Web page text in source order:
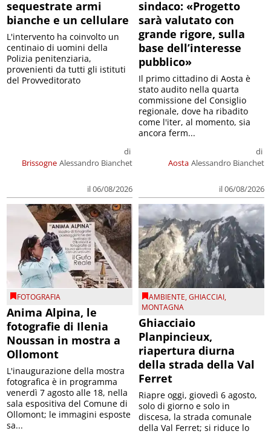
sequestrate armi
bianche e un cellulare
Brissogne
di
Alessandro Bianchet
il 06/08/2026
L'intervento ha coinvolto un
centinaio di uomini della
Polizia penitenziaria,
provenienti da tutti gli istituti
del Provveditorato
sindaco: «Progetto
sarà valutato con
grande rigore, sulla
base dell’interesse
pubblico»
Aosta
di
Alessandro Bianchet
il 06/08/2026
Il primo cittadino di Aosta è
stato audito nella quarta
commissione del Consiglio
regionale, dove ha ribadito
come l'iter, al momento, sia
ancora ferm...
FOTOGRAFIA
Anima Alpina, le
fotografie di Ilenia
Noussan in mostra a
Ollomont
L'inaugurazione della mostra
fotografica è in programma
venerdì 7 agosto alle 18, nella
sala espositiva del Comune di
Ollomont; le immagini esposte
sa...
AMBIENTE,GHIACCIAI,
MONTAGNA
Ghiacciaio
Planpincieux,
riapertura diurna
della strada della Val
Ferret
Riapre oggi, giovedì 6 agosto,
solo di giorno e solo in
discesa, la strada comunale
della Val Ferret; si riduce lo